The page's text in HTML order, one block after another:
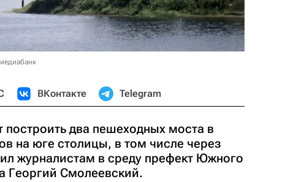
ВКонтакте Telegram
два пешеходных моста в
на юге столицы, в том числе через
журналистам в среду префект Южного
Георгий Смолеевский.